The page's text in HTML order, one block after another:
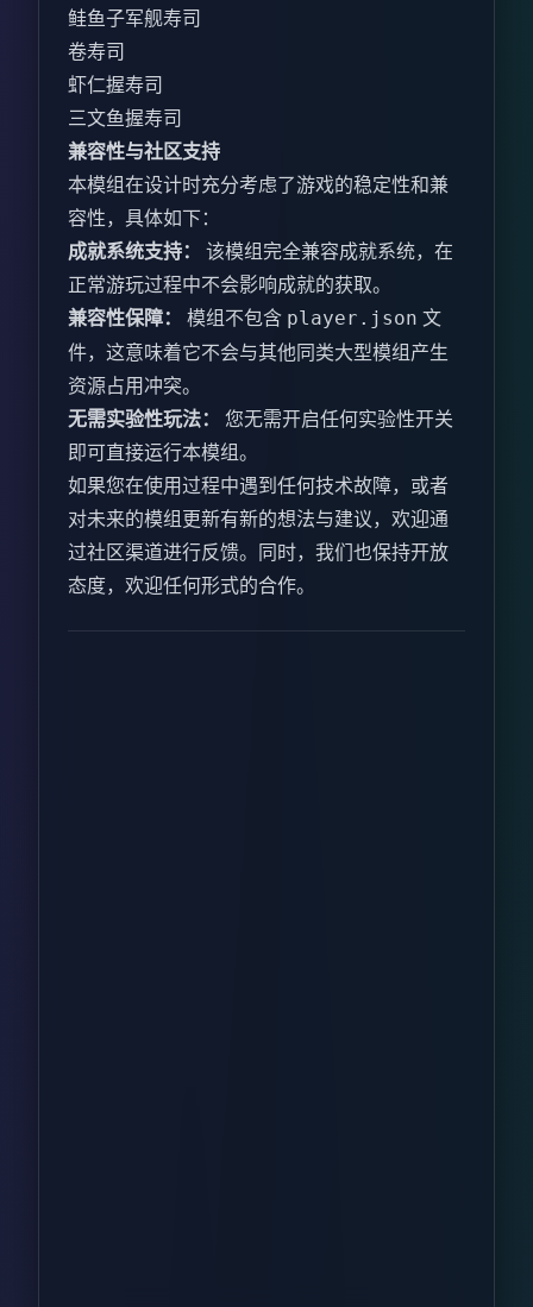
鲑鱼子军舰寿司
卷寿司
虾仁握寿司
三文鱼握寿司
兼容性与社区支持
本模组在设计时充分考虑了游戏的稳定性和兼
容性，具体如下：
成就系统支持：
该模组完全兼容成就系统，在
正常游玩过程中不会影响成就的获取。
兼容性保障：
模组不包含 player.json 文
件，这意味着它不会与其他同类大型模组产生
资源占用冲突。
无需实验性玩法：
您无需开启任何实验性开关
即可直接运行本模组。
如果您在使用过程中遇到任何技术故障，或者
对未来的模组更新有新的想法与建议，欢迎通
过社区渠道进行反馈。同时，我们也保持开放
态度，欢迎任何形式的合作。